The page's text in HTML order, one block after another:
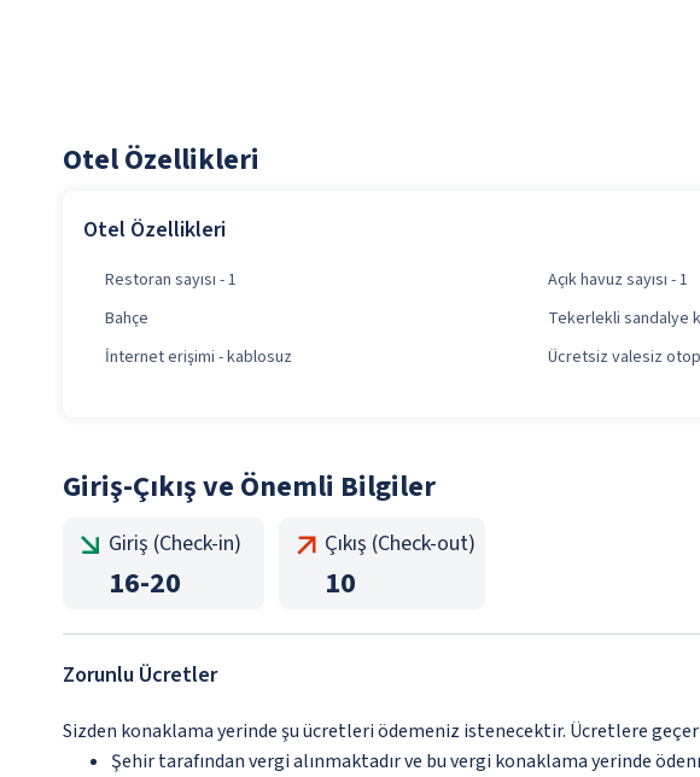
Otel Özellikleri
Otel Özellikleri
Restoran sayısı - 1 Açık havuz sayısı - 1
Bahçe
Tekerlekli sandalye
İnternet erişimi - kablosuz
Ücretsiz valesiz
Giriş-Çıkış ve Önemli Bilgiler
Giriş (Check-in)
16-20
Çıkış (Check-out)
10
Zorunlu Ücretler
Sizden konaklama yerinde şu ücretleri ödemeniz istenecektir. Ücretlere
Şehir tarafından vergi alınmaktadır ve bu vergi konaklama yerinde